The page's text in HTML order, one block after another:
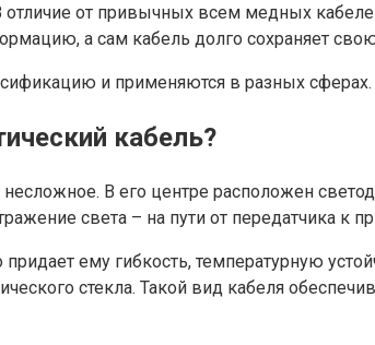
от привычных всем медных
а сам кабель долго сохраняет
и применяются в разных сферах.
кабель?
В его центре расположен
света – на пути от передатчика к
ему гибкость, температурную
стекла. Такой вид кабеля